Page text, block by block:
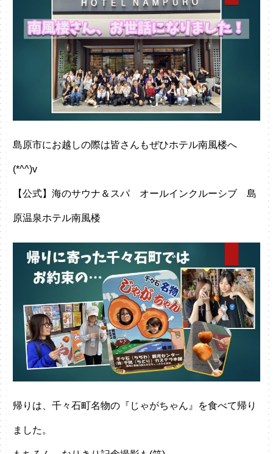
島原市にお越しの際は皆さんもぜひホテル南風楼へ
(*^^)v
【公式】海のサウナ＆スパ オールインクルーシブ 島
原温泉ホテル南風楼
帰りは、千々石町名物の『じゃがちゃん』を食べて帰り
ました。